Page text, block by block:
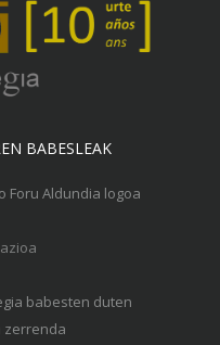
BABESLEAK
babesten duten